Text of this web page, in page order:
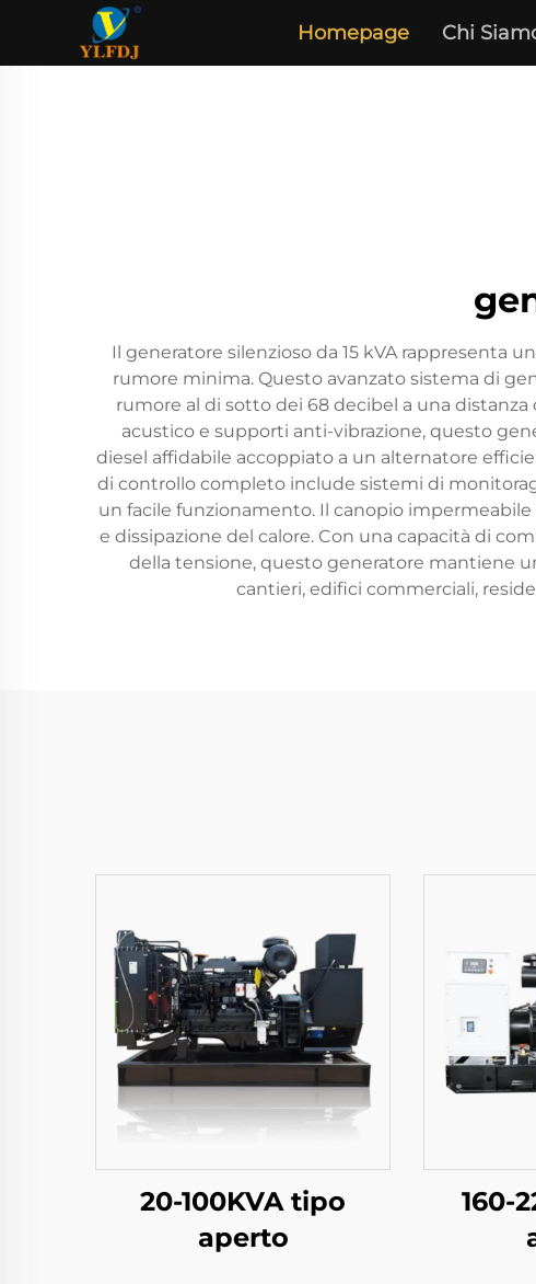
Homepage Chi
Il generatore silenzioso da 15 kVA rappresenta
rumore minima. Questo avanzato sistema di
rumore al di sotto dei 68 decibel a una
acustico e supporti anti-vibrazione, questo
diesel affidabile accoppiato a un alternatore
di controllo completo include sistemi di
un facile funzionamento. Il canopio
e dissipazione del calore. Con una capacità di
della tensione, questo generatore mantiene
cantieri, edifici commerciali,
20-100KVA tipo
aperto
160-